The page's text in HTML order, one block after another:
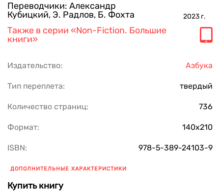
Переводчики: Александр
Кубицкий, Э. Радлов, Б. Фохта 2023 г.
Также в серии «Non-Fiction. Большие
книги»
Издательство: Азбука
Тип переплета: твердый
Количество страниц: 736
Формат: 140х210
ISBN: 978-5-389-24103-9
ДОПОЛНИТЕЛЬНЫЕ ХАРАКТЕРИСТИКИ
Купить книгу